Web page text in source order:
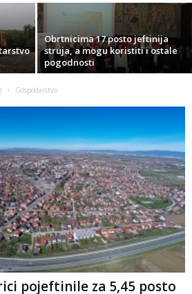
Obrtnicima 17 posto jeftinija
struja, a mogu koristiti i ostale
pogodnosti
Gospodarstvo
pojeftinile za 5,45 posto